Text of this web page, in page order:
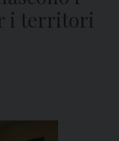
i territori